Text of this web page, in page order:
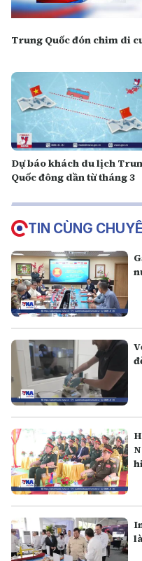
Trung Quốc đón chim di
Dự báo khách du lịch
Quốc đông dần từ tháng 3
TIN CÙNG